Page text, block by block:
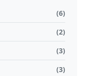
(6)
(2)
(3)
(3)